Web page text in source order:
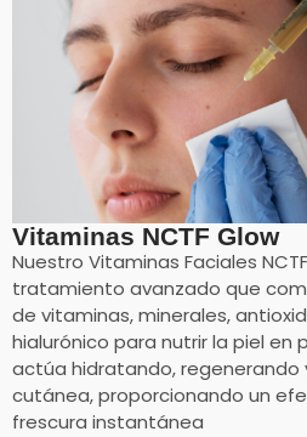
Vitaminas NCTF Glow
Nuestro Vitaminas Faciales
tratamiento avanzado que
de vitaminas, minerales,
hialurónico para nutrir la piel en
actúa hidratando, regenerando
cutánea, proporcionando un
frescura instantánea